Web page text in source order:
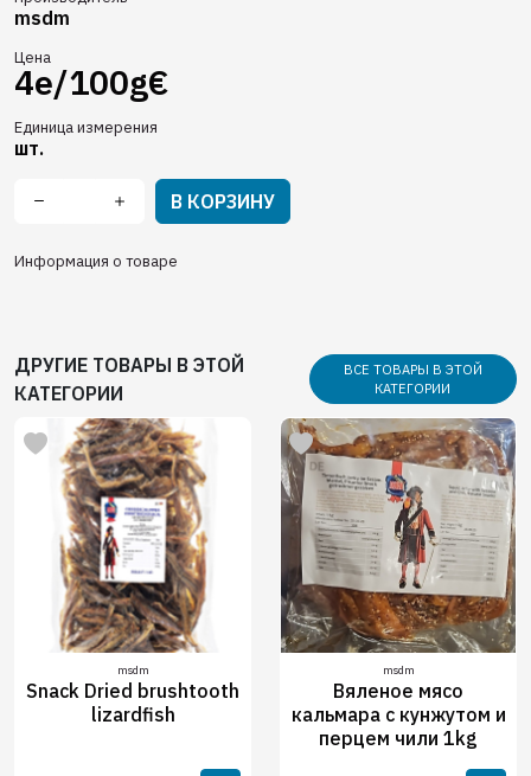
msdm
Цена
4e/100g€
Единица измерения
шт.
В КОРЗИНУ
Информация о товаре
ДРУГИЕ ТОВАРЫ В ЭТОЙ
КАТЕГОРИИ
ВСЕ ТОВАРЫ В ЭТОЙ
КАТЕГОРИИ
msdm
Snack Dried brushtooth
lizardfish
msdm
Вяленое мясо
кальмара с кунжутом и
перцем чили 1kg